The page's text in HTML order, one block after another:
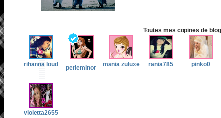
Toutes mes copines de
rihanna loud perleminor mania zuluxe rania785 pinko0
violetta2655